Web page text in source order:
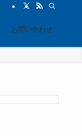
お問い合わせ